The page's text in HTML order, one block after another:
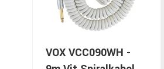
VOX VCC090WH -